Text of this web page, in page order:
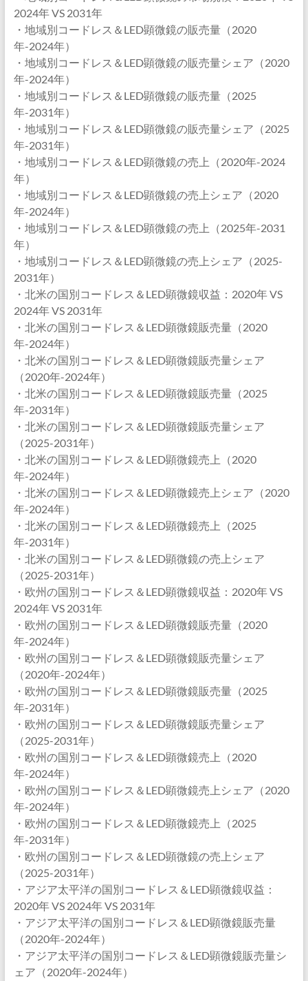
2024年 VS 2031年
・地域別コードレス＆LED顕微鏡の販売量（2020
年-2024年）
・地域別コードレス＆LED顕微鏡の販売量シェア（2020
年-2024年）
・地域別コードレス＆LED顕微鏡の販売量（2025
年-2031年）
・地域別コードレス＆LED顕微鏡の販売量シェア（2025
年-2031年）
・地域別コードレス＆LED顕微鏡の売上（2020年-2024
年）
・地域別コードレス＆LED顕微鏡の売上シェア（2020
年-2024年）
・地域別コードレス＆LED顕微鏡の売上（2025年-2031
年）
・地域別コードレス＆LED顕微鏡の売上シェア（2025-
2031年）
・北米の国別コードレス＆LED顕微鏡収益：2020年 VS
2024年 VS 2031年
・北米の国別コードレス＆LED顕微鏡販売量（2020
年-2024年）
・北米の国別コードレス＆LED顕微鏡販売量シェア
（2020年-2024年）
・北米の国別コードレス＆LED顕微鏡販売量（2025
年-2031年）
・北米の国別コードレス＆LED顕微鏡販売量シェア
（2025-2031年）
・北米の国別コードレス＆LED顕微鏡売上（2020
年-2024年）
・北米の国別コードレス＆LED顕微鏡売上シェア（2020
年-2024年）
・北米の国別コードレス＆LED顕微鏡売上（2025
年-2031年）
・北米の国別コードレス＆LED顕微鏡の売上シェア
（2025-2031年）
・欧州の国別コードレス＆LED顕微鏡収益：2020年 VS
2024年 VS 2031年
・欧州の国別コードレス＆LED顕微鏡販売量（2020
年-2024年）
・欧州の国別コードレス＆LED顕微鏡販売量シェア
（2020年-2024年）
・欧州の国別コードレス＆LED顕微鏡販売量（2025
年-2031年）
・欧州の国別コードレス＆LED顕微鏡販売量シェア
（2025-2031年）
・欧州の国別コードレス＆LED顕微鏡売上（2020
年-2024年）
・欧州の国別コードレス＆LED顕微鏡売上シェア（2020
年-2024年）
・欧州の国別コードレス＆LED顕微鏡売上（2025
年-2031年）
・欧州の国別コードレス＆LED顕微鏡の売上シェア
（2025-2031年）
・アジア太平洋の国別コードレス＆LED顕微鏡収益：
2020年 VS 2024年 VS 2031年
・アジア太平洋の国別コードレス＆LED顕微鏡販売量
（2020年-2024年）
・アジア太平洋の国別コードレス＆LED顕微鏡販売量シ
ェア（2020年-2024年）